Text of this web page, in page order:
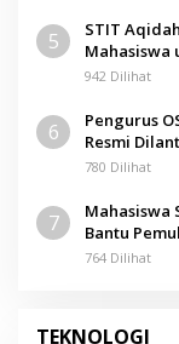
5
STIT
Mahasiswa
942 Dilihat
6
Pengurus
Resmi
780 Dilihat
7
Mahasiswa
Bantu
764 Dilihat
TEKNOLOGI